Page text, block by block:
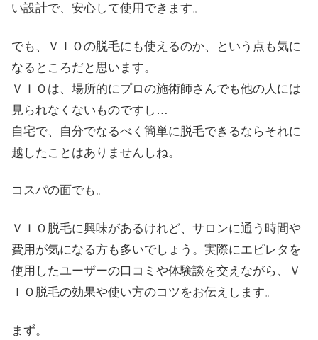
い設計で、安心して使用できます。
でも、ＶＩＯの脱毛にも使えるのか、という点も気に
なるところだと思います。
ＶＩＯは、場所的にプロの施術師さんでも他の人には
見られなくないものですし…
自宅で、自分でなるべく簡単に脱毛できるならそれに
越したことはありませんしね。
コスパの面でも。
ＶＩＯ脱毛に興味があるけれど、サロンに通う時間や
費用が気になる方も多いでしょう。実際にエピレタを
使用したユーザーの口コミや体験談を交えながら、Ｖ
ＩＯ脱毛の効果や使い方のコツをお伝えします。
まず。